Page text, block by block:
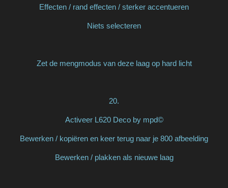
Effecten / rand effecten / sterker accentueren
Niets selecteren
Zet de mengmodus van deze laag op hard licht
20.
Activeer L620 Deco by mpd©
Bewerken / kopiëren en keer terug naar je 800 afbeelding
Bewerken / plakken als nieuwe laag